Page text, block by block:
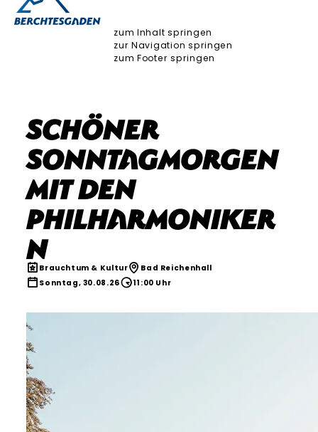
zum Inhalt springen
zur Navigation springen
zum Footer springen
SCHÖNER
SONNTAGMORGEN
MIT DEN
PHILHARMONIKER
N
Brauchtum & Kultur
Bad Reichenhall
Sonntag, 30.08.26
11:00 Uhr